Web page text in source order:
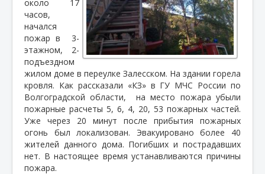
около 17
часов,
начался
пожар в
3-
этажном, 2-
подъездном
жилом доме в переулке Залесском. На здании горела
кровля. Как рассказали «КЗ» в ГУ МЧС России по
Волгоградской области,
на место пожара убыли
пожарные расчеты 5, 6, 4, 20, 53 пожарных частей.
Уже через 20 минут после прибытия пожарных
огонь был локализован. Эвакуировано более 40
жителей данного дома. Погибших и пострадавших
нет. В настоящее время устанавливаются причины
пожара.